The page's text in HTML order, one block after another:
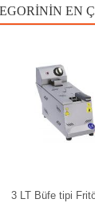
EN
3 LT Büfe tipi